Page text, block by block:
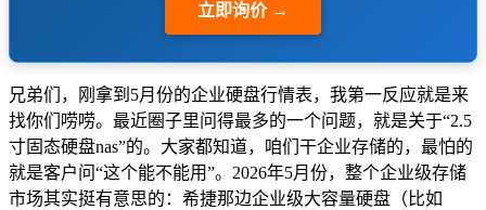
立即询价 →
兄弟们，刚拿到5月份的企业硬盘行情表，我第一反应就是来
找你们唠唠。最近圈子里问得最多的一个问题，就是关于“2.5
寸固态硬盘nas”的。大家都知道，咱们干企业存储的，最怕的
就是客户问“这个能不能用”。2026年5月份，整个企业级存储
市场其实挺有意思的：希捷那边企业级大容量硬盘（比如